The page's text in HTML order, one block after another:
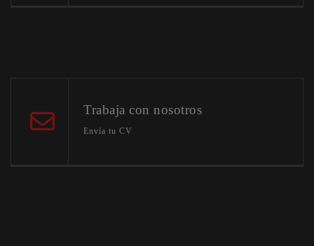
Trabaja con nosotros
Envía tu CV